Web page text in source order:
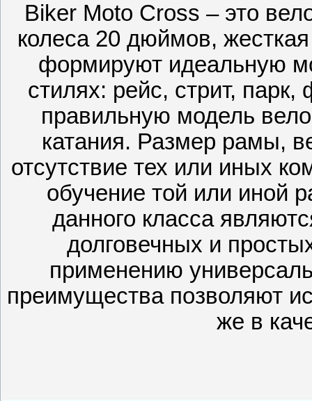
Biker Moto Cross – это
колеса 20 дюймов,
формируют идеальную
стилях: рейс, стрит,
правильную модель
катания. Размер рамы,
отсутствие тех или иных
обучение той или иной
данного класса
долговечных и
применению
преимущества позволяют
же в